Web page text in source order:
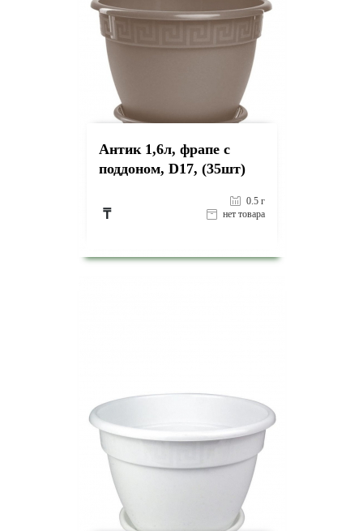
Антик 1,6л, фрапе с
поддоном, D17, (35шт)
₸
0.5 г
нет товара